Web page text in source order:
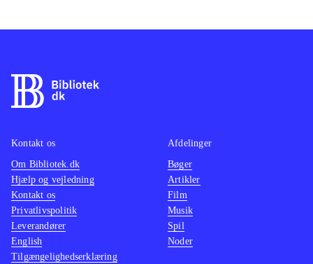
Kontakt os
Om Bibliotek.dk
Hjælp og vejledning
Kontakt os
Privatlivspolitik
Leverandører
English
Tilgængelighedserklæring
Afdelinger
Bøger
Artikler
Film
Musik
Spil
Noder